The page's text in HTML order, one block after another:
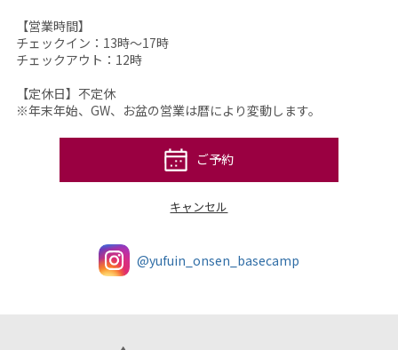
【営業時間】
チェックイン：13時～17時
チェックアウト：12時
【定休日】不定休
※年末年始、GW、お盆の営業は暦により変動します。
ご予約
キャンセル
@yufuin_onsen_basecamp